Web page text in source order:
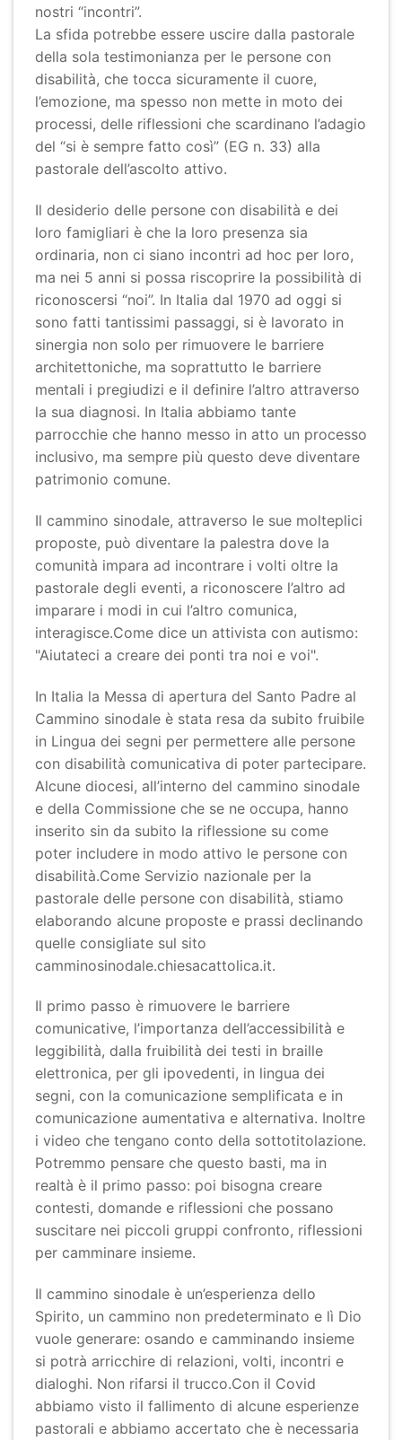
nostri “incontri”.
La sfida potrebbe essere uscire dalla pastorale
della sola testimonianza per le persone con
disabilità, che tocca sicuramente il cuore,
l’emozione, ma spesso non mette in moto dei
processi, delle riflessioni che scardinano l’adagio
del “si è sempre fatto così” (EG n. 33) alla
pastorale dell’ascolto attivo.
Il desiderio delle persone con disabilità e dei
loro famigliari è che la loro presenza sia
ordinaria, non ci siano incontri ad hoc per loro,
ma nei 5 anni si possa riscoprire la possibilità di
riconoscersi “noi”. In Italia dal 1970 ad oggi si
sono fatti tantissimi passaggi, si è lavorato in
sinergia non solo per rimuovere le barriere
architettoniche, ma soprattutto le barriere
mentali i pregiudizi e il definire l’altro attraverso
la sua diagnosi. In Italia abbiamo tante
parrocchie che hanno messo in atto un processo
inclusivo, ma sempre più questo deve diventare
patrimonio comune.
Il cammino sinodale, attraverso le sue molteplici
proposte, può diventare la palestra dove la
comunità impara ad incontrare i volti oltre la
pastorale degli eventi, a riconoscere l’altro ad
imparare i modi in cui l’altro comunica,
interagisce.Come dice un attivista con autismo:
"Aiutateci a creare dei ponti tra noi e voi".
In Italia la Messa di apertura del Santo Padre al
Cammino sinodale è stata resa da subito fruibile
in Lingua dei segni per permettere alle persone
con disabilità comunicativa di poter partecipare.
Alcune diocesi, all’interno del cammino sinodale
e della Commissione che se ne occupa, hanno
inserito sin da subito la riflessione su come
poter includere in modo attivo le persone con
disabilità.Come Servizio nazionale per la
pastorale delle persone con disabilità, stiamo
elaborando alcune proposte e prassi declinando
quelle consigliate sul sito
camminosinodale.chiesacattolica.it.
Il primo passo è rimuovere le barriere
comunicative, l’importanza dell’accessibilità e
leggibilità, dalla fruibilità dei testi in braille
elettronica, per gli ipovedenti, in lingua dei
segni, con la comunicazione semplificata e in
comunicazione aumentativa e alternativa. Inoltre
i video che tengano conto della sottotitolazione.
Potremmo pensare che questo basti, ma in
realtà è il primo passo: poi bisogna creare
contesti, domande e riflessioni che possano
suscitare nei piccoli gruppi confronto, riflessioni
per camminare insieme.
Il cammino sinodale è un’esperienza dello
Spirito, un cammino non predeterminato e lì Dio
vuole generare: osando e camminando insieme
si potrà arricchire di relazioni, volti, incontri e
dialoghi. Non rifarsi il trucco.Con il Covid
abbiamo visto il fallimento di alcune esperienze
pastorali e abbiamo accertato che è necessaria